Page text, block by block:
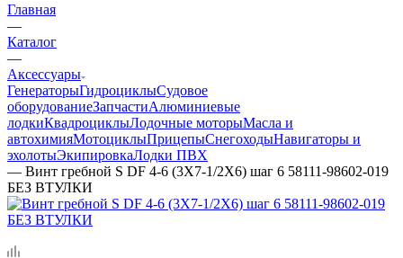
Главная
—
Каталог
—
Аксессуары
ГенераторыГидроциклыСудовое
оборудованиеЗапчастиАлюминиевые
лодкиКвадроциклыЛодочные моторыМасла и
автохимияМотоциклыПрицепыСнегоходыНавигаторы и
эхолотыЭкипировкаЛодки ПВХ
— Винт гребной S DF 4-6 (3X7-1/2X6) шаг 6 58111-98602-019
БЕЗ ВТУЛКИ